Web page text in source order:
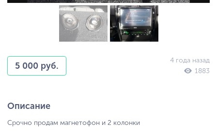
5 000 руб.
4 года назад
1883
Описание
Срочно продам магнетофон и 2 колонки